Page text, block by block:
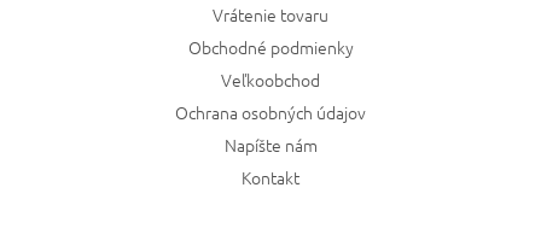
Vrátenie tovaru
Obchodné podmienky
Veľkoobchod
Ochrana osobných údajov
Napíšte nám
Kontakt